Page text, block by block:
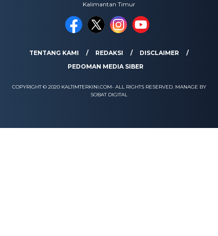
Kalimantan Timur
TENTANG KAMI REDAKSI
DISCLAIMER
PEDOMAN MEDIA SIBER
COPYRIGHT © 2020 KALTIMTERKINI.COM- ALL RIGHTS RESERVED. MANAGE BY
SOBAT DIGITAL